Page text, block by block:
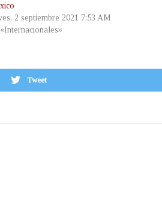
2 septiembre 2021 7:53 AM
Tweet